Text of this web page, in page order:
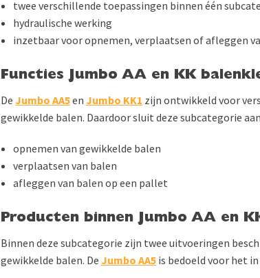
twee verschillende toepassingen binnen één
hydraulische werking
inzetbaar voor opnemen, verplaatsen of afleggen
Functies Jumbo AA en KK
De Jumbo AA5en Jumbo KK1 zijn ontwikkeld voor
gewikkelde balen. Daardoor sluit deze subcategorie
opnemen van gewikkelde balen
verplaatsen van balen
afleggen van balen op een pallet
Producten binnen Jumbo AA en
Binnen deze subcategorie zijn twee uitvoeringen
gewikkelde balen. De Jumbo AA5 is bedoeld voor het